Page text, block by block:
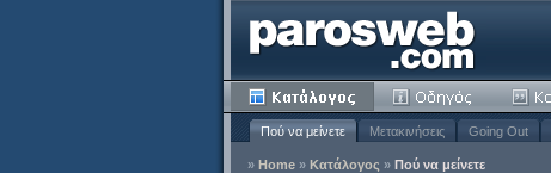
Πού να μείνετε Μετακινήσεις Going Out
» Home » Κατάλογος » Πού να μείνετε